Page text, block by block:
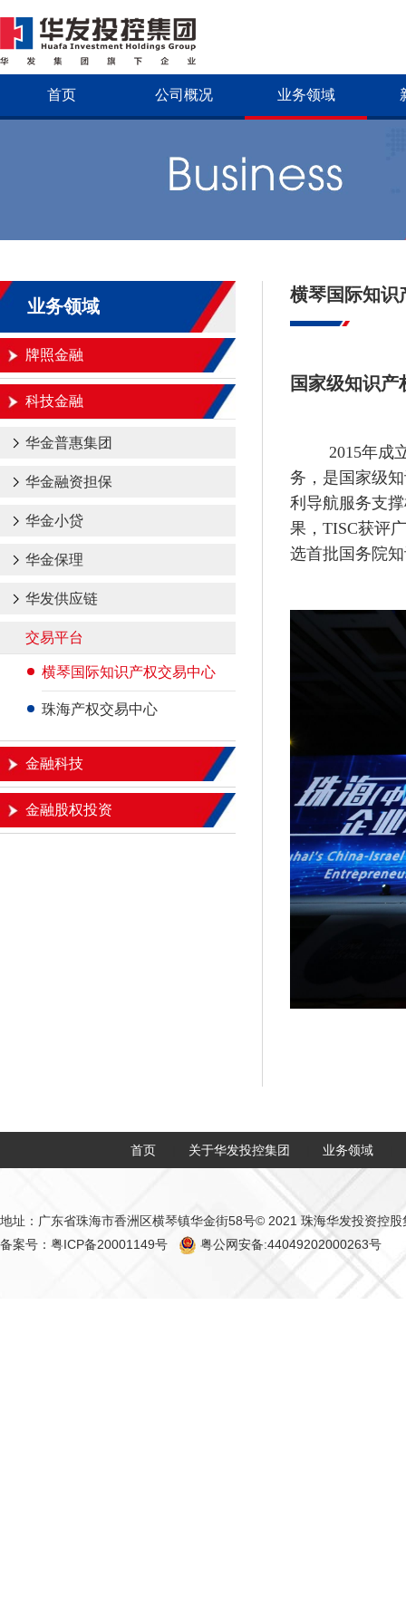
首页 公司概况 业务领域
业务领域
牌照金融
科技金融
华金普惠集团
华金融资担保
华金小贷
华金保理
华发供应链
交易平台
横琴国际知识产权交易中心
珠海产权交易中心
金融科技
金融股权投资
横琴国际知
国家级知识
2015年成
务，是国家级
利导航服务支
果，TISC获评
选首批国务院
首页 关于华发投控集团 业务领域
地址：广东省珠海市香洲区横琴镇华金街58号© 2021 珠海华发投资控
备案号：粤ICP备20001149号
粤公网安备:44049202000263号